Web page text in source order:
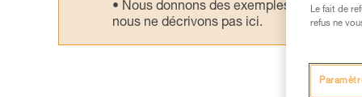
Nous donnons des exemples de
nous ne décrivons pas ici.
Le fait de
refus ne